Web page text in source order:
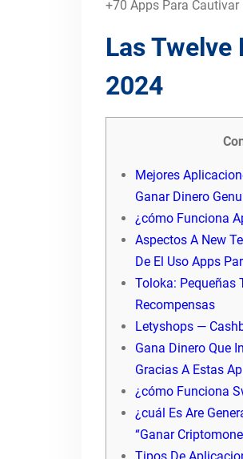
+70 Apps Para
Las Twelve
2024
Mejores
Ganar Dinero
¿cómo Funciona
Aspectos A New
De El Uso Apps
Toloka: Pequeñas
Recompensas
Letyshops —
Gana Dinero Que
Gracias A Estas
¿cómo Funciona
¿cuál Es Are
“Ganar
Tipos De